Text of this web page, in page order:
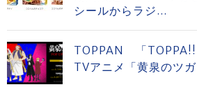
シールからラジ...
TOPPAN 「
TVアニメ「黄泉のツ